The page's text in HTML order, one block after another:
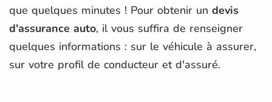
que quelques minutes ! Pour obtenir un devis
d'assurance auto, il vous suffira de renseigner
quelques informations : sur le véhicule à assurer,
sur votre profil de conducteur et d'assuré.